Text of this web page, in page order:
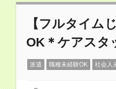
【フルタイム
OK＊ケアスタ
派遣 職種未経験OK 社会人